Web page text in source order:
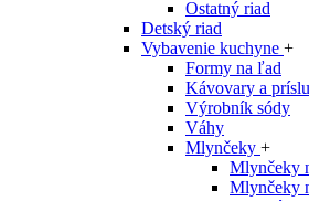
Ostatný riad
Detský riad
Vybavenie kuchyne +
Formy na ľad
Kávovary a
Výrobník sódy
Váhy
Mlynčeky +
Mlynčeky
Mlynčeky